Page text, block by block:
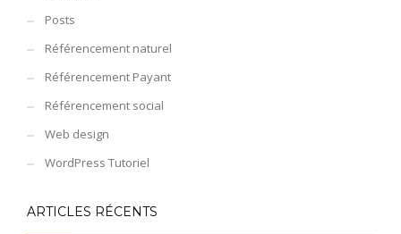
Posts
Référencement naturel
Référencement Payant
Référencement social
Web design
WordPress Tutoriel
ARTICLES RÉCENTS